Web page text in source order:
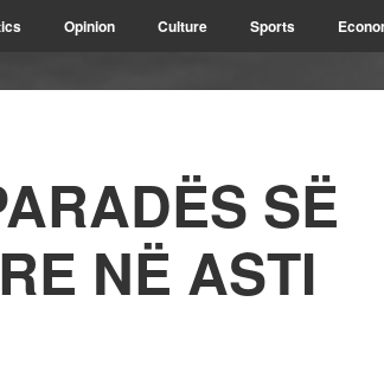
Opinion Culture Sports
SË
NË ASTI